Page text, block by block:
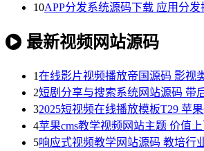
10APP分发系统源码下载 应用分发
最新视频网站源码
1在线影片视频播放帝国源码 影视
2短剧分享与搜索系统网站源码 带
32025短视频在线播放模板T29 苹
4苹果cms教学视频网站主题 价值
5响应式视频教学网站源码 教培行